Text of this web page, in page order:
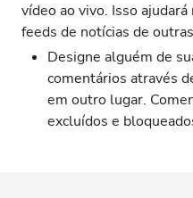
vídeo ao vivo. Isso ajudará
feeds de notícias de
Designe alguém de
comentários através
em outro lugar.
excluídos e